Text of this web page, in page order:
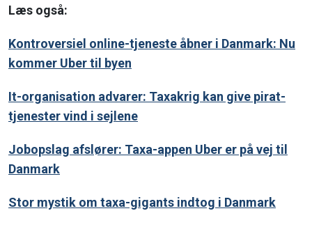
Læs også:
Kontroversiel online-tjeneste åbner i Danmark: Nu
kommer Uber til byen
It-organisation advarer: Taxakrig kan give pirat-
tjenester vind i sejlene
Jobopslag afslører: Taxa-appen Uber er på vej til
Danmark
Stor mystik om taxa-gigants indtog i Danmark